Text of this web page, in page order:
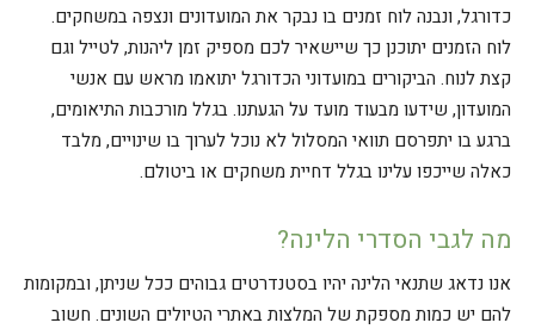
כדורגל, ונבנה לוח זמנים בו נבקר את המועדונים ונצפה במשחקים.
לוח הזמנים יתוכנן כך שיישאיר לכם מספיק זמן ליהנות, לטייל וגם
קצת לנוח. הביקורים במועדוני הכדורגל יתואמו מראש עם אנשי
המועדון, שידעו מבעוד מועד על הגעתנו. בגלל מורכבות התיאומים,
ברגע בו יתפרסם תוואי המסלול לא נוכל לערוך בו שינויים, מלבד
כאלה שייכפו עלינו בגלל דחיית משחקים או ביטולם.
מה לגבי הסדרי הלינה?
אנו נדאג שתנאי הלינה יהיו בסטנדרטים גבוהים ככל שניתן, ובמקומות
להם יש כמות מספקת של המלצות באתרי הטיולים השונים. חשוב